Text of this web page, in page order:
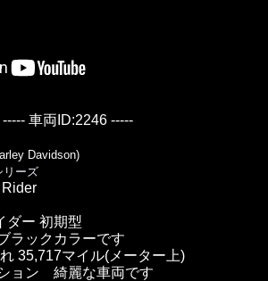
----- 車両ID:2246 -----
Davidson)
リーズ
ダー 初期型
ラックカラーです
35,717マイル(メーター上)
ョン 綺麗な車両です